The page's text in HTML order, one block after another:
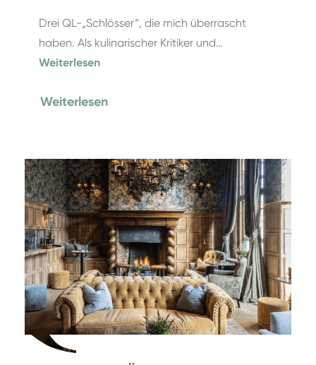
Drei QL-„Schlösser“, die mich überrascht
haben. Als kulinarischer Kritiker und…
Weiterlesen
Weiterlesen